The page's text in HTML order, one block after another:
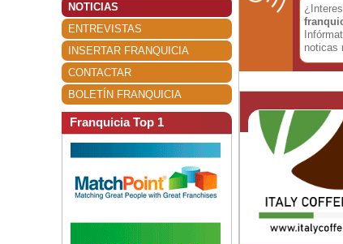
NOTICIAS
ENTREVISTAS
INSERTAR FRANQUICIA
CONTACTAR
BOLETÍN FRANQUICIA
Franquicia Top 1
noticas